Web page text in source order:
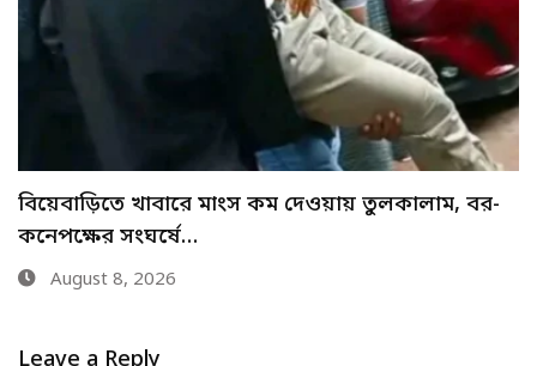
যে ৩ উপায়ে জানা যাবে এসএসসির ফল
August 8, 2026